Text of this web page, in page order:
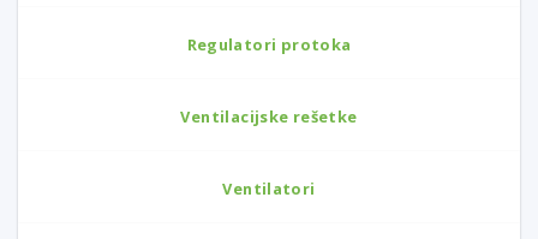
Regulatori protoka
Ventilacijske rešetke
Ventilatori